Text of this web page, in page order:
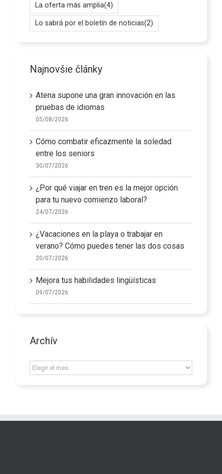
La oferta más amplia(4)
Lo sabrá por el boletín de noticias(2)
Najnovšie články
Atena supone una gran innovación en las
pruebas de idiomas
05/08/2026
Cómo combatir eficazmente la soledad
entre los seniors
30/07/2026
¿Por qué viajar en tren es la mejor opción
para tu nuevo comienzo laboral?
24/07/2026
¿Vacaciones en la playa o trabajar en
verano? Cómo puedes tener las dos cosas
20/07/2026
Mejora tus habilidades lingüísticas
09/07/2026
Archív
Archív